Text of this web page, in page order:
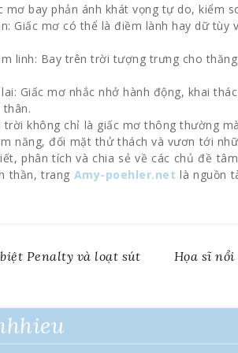
mơ bay phản ánh khát vọng tự do, kiểm
Giấc mơ có thể là điềm lành hay dữ tùy
linh: Bay trên trời tượng trưng cho
Giấc mơ nhắc nhở hành động, khai
trời không chỉ là giấc mơ thông thường
năng, đối mặt thử thách và vươn tới
phân tích và chia sẻ về các chủ đề
thần, trang Amy-poehler.net là nguồn
Penalty và loạt sút
Họa sĩ